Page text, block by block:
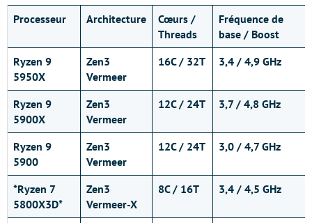
Processeur Architecture
Cœurs /
Threads
Fréquence de
base / Boost
Ryzen 9
5950X
Zen3
Vermeer
16C / 32T 3,4 / 4,9 GHz
Ryzen 9
5900X
Zen3
Vermeer
12C / 24T 3,7 / 4,8 GHz
Ryzen 9
5900
Zen3
Vermeer
12C / 24T 3,0 / 4,7 GHz
*Ryzen 7
5800X3D*
Zen3
Vermeer-X
8C / 16T 3,4 / 4,5 GHz